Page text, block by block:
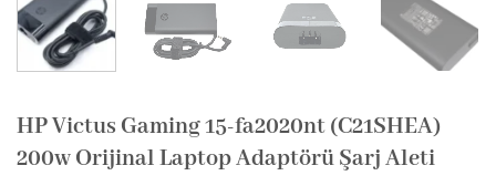
HP Victus Gaming 15-fa2020nt (C21SHEA)
200w Orijinal Laptop Adaptörü Şarj Aleti